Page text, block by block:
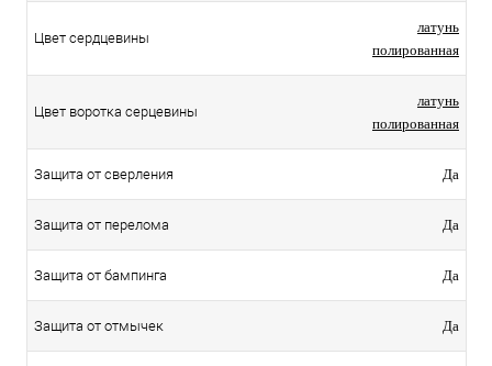
Цвет сердцевины
латунь
полированная
Цвет воротка серцевины
латунь
полированная
Защита от сверления Да
Защита от перелома Да
Защита от бампинга Да
Защита от отмычек Да